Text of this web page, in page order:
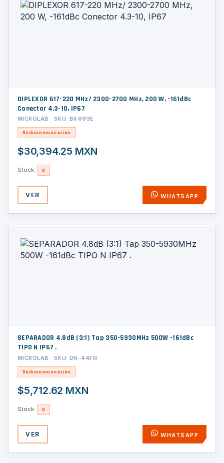
DIPLEXOR 617-220 MHz/ 2300-2700 MHz, 200 W, -161dBc
Conector 4.3-10, IP67
MICROLAB · SKU: BK693E
Radiocomunicación
$30,394.25 MXN
Stock: 0
VER WHATSAPP
SEPARADOR 4.8dB (3:1) Tap 350-5930MHz 500W -161dBc
TIPO N IP67 .
MICROLAB · SKU: DN-44FN
Radiocomunicación
$5,712.62 MXN
Stock: 0
VER WHATSAPP